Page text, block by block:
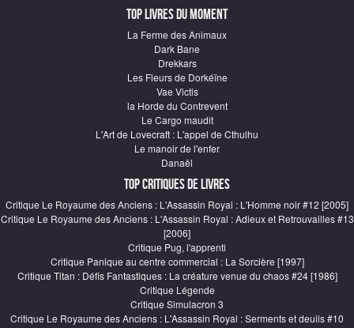
Top Livres du moment
La Ferme des Animaux
Dark Bane
Drekkars
Les Fleurs de Dorkéïne
Vae Victis
la Horde du Contrevent
Le Cargo maudit
L'Art de Lovecraft : L'appel de Cthulhu
Le manoir de l'enfer
Danaël
Top critiques de Livres
Critique Le Royaume des Anciens : L'Assassin Royal : L'Homme noir #12 [2005]
Critique Le Royaume des Anciens : L'Assassin Royal : Adieux et Retrouvailles #13
[2006]
Critique Pug, l'apprenti
Critique Panique au centre commercial : La Sorcière [1997]
Critique Titan : Défis Fantastiques : La créature venue du chaos #24 [1986]
Critique Légende
Critique Simulacron 3
Critique Le Royaume des Anciens : L'Assassin Royal : Serments et deuils #10